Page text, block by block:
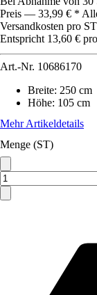
Preis — 33,99 € *
Versandkosten pro ST
Entspricht 13,60 €
Art.-Nr. 10686170
Breite: 250 cm
Höhe: 105 cm
Mehr Artikeldetails
Menge (ST)